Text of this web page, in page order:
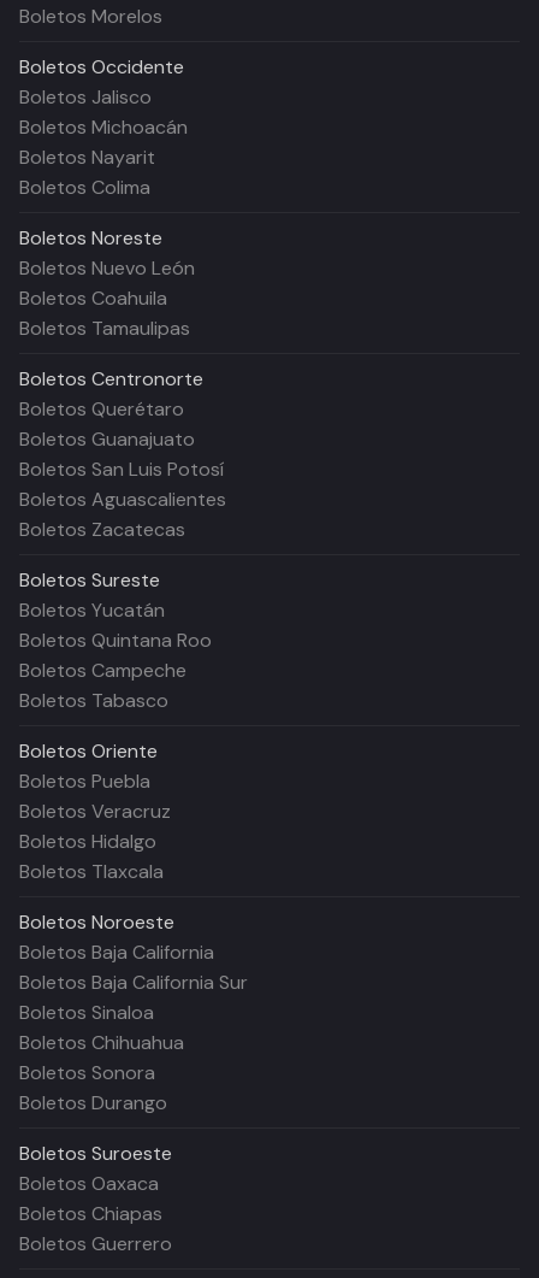
Boletos Morelos
Boletos Occidente
Boletos Jalisco
Boletos Michoacán
Boletos Nayarit
Boletos Colima
Boletos Noreste
Boletos Nuevo León
Boletos Coahuila
Boletos Tamaulipas
Boletos Centronorte
Boletos Querétaro
Boletos Guanajuato
Boletos San Luis Potosí
Boletos Aguascalientes
Boletos Zacatecas
Boletos Sureste
Boletos Yucatán
Boletos Quintana Roo
Boletos Campeche
Boletos Tabasco
Boletos Oriente
Boletos Puebla
Boletos Veracruz
Boletos Hidalgo
Boletos Tlaxcala
Boletos Noroeste
Boletos Baja California
Boletos Baja California Sur
Boletos Sinaloa
Boletos Chihuahua
Boletos Sonora
Boletos Durango
Boletos Suroeste
Boletos Oaxaca
Boletos Chiapas
Boletos Guerrero